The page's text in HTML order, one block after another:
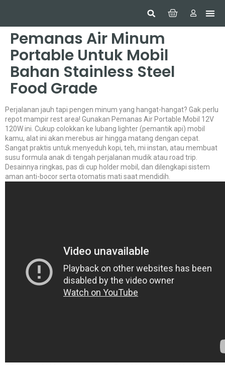
Pemanas Air Minum
Portable Untuk Mobil
Bahan Stainless Steel
Food Grade
Perjalanan jauh tapi pengen minum yang hangat-hangat? Gak perlu
repot mampir rest area! Gunakan Pemanas Air Portable Mobil 12V
120W ini. Cukup colokkan ke lubang lighter (pemantik api) mobil
kamu, alat ini akan merebus air hingga matang dengan cepat.
Sangat praktis untuk menyeduh kopi, teh, mi instan, atau membuat
susu formula anak di tengah perjalanan mudik atau road trip.
Desainnya ringkas, pas di cup holder mobil, dan dilengkapi sistem
aman anti-bocor serta otomatis mati saat mendidih.